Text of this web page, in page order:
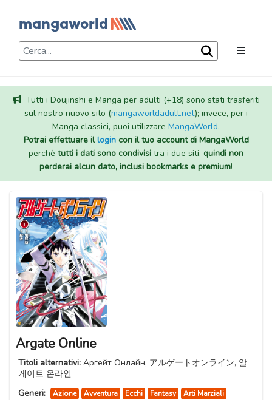
Tutti i Doujinshi e Manga per adulti (+18) sono stati trasferiti
sul nostro nuovo sito (mangaworldadult.net); invece, per i
Manga classici, puoi utilizzare MangaWorld.
Potrai effettuare illogincon il tuo account di MangaWorld
perchè tutti i dati sono condivisi tra i due siti, quindi non
perderai alcun dato, inclusi bookmarks e premium!
Argate Online
Titoli alternativi: Аргейт Онлайн, アルゲートオンライン, 알
게이트 온라인
Generi:
Azione Avventura Ecchi Fantasy
Arti Marziali